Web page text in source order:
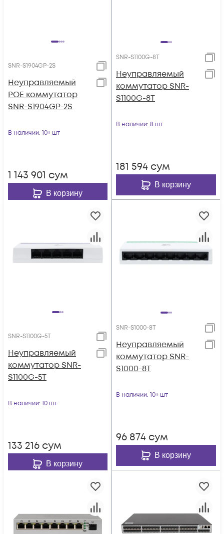
SNR-S1904GP-2S
Неуправляемый
POE коммутатор
SNR-S1904GP-2S
В наличии: 10+ шт
1 143 901 сум
В корзину
SNR-S1100G-8T
Неуправляемый
коммутатор SNR-
S1100G-8T
В наличии: 8 шт
181 594 сум
В корзину
SNR-S1100G-5T
Неуправляемый
коммутатор SNR-
S1100G-5T
В наличии: 10 шт
133 216 сум
В корзину
SNR-S1000-8T
Неуправляемый
коммутатор SNR-
S1000-8T
В наличии: 10+ шт
96 874 сум
В корзину